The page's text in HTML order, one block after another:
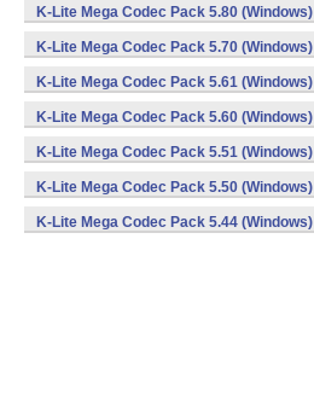
K-Lite Mega Codec Pack 5.80 (Windows)
K-Lite Mega Codec Pack 5.70 (Windows)
K-Lite Mega Codec Pack 5.61 (Windows)
K-Lite Mega Codec Pack 5.60 (Windows)
K-Lite Mega Codec Pack 5.51 (Windows)
K-Lite Mega Codec Pack 5.50 (Windows)
K-Lite Mega Codec Pack 5.44 (Windows)